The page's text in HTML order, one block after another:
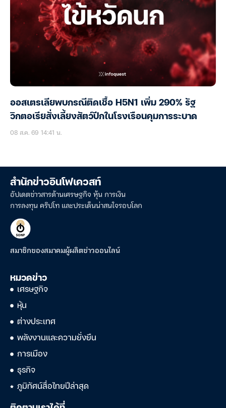
ออสเตรเลียพบกรณีติดเชื้อ H5N1 เพิ่ม 290% รัฐ
วิกตอเรียสั่งเลี้ยงสัตว์ปีกในโรงเรือนคุมการระบาด
08 ส.ค. 69 14:41 น.
สำนักข่าวอินโฟเควสท์
อัปเดตข่าวสารด้านเศรษฐกิจ หุ้น การเงิน
การลงทุน คริปโท และประเด็นน่าสนใจรอบโลก
สมาชิกของสมาคมผู้ผลิตข่าวออนไลน์
หมวดข่าว
เศรษฐกิจ
หุ้น
ต่างประเทศ
พลังงานและความยั่งยืน
การเมือง
ธุรกิจ
ภูมิทัศน์สื่อไทยปีล่าสุด